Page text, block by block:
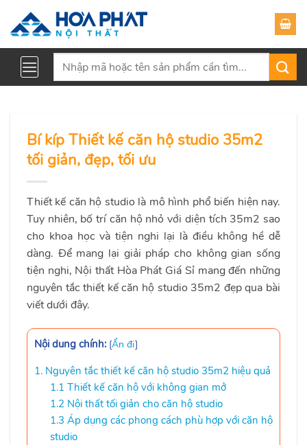
Tìm
Bí kíp Thiết kế căn hộ studio 35m2
tối giản, đẹp, tối ưu
Thiết kế căn hộ studio là mô hình phổ biến hiện nay.
Tuy nhiên, bố trí căn hộ nhỏ với diện tích 35m2 sao
cho khoa học và tiện nghi lại là điều không hề dễ
dàng. Để mang lại giải pháp cho không gian sống
tiện nghi, Nội thất Hòa Phát Giá Sỉ mang đến những
nguyên tắc thiết kế căn hộ studio 35m2 đẹp qua bài
viết dưới đây.
Nội dung chính: [Ẩn đi]
1. Nguyên tắc thiết kế căn hộ studio 35m2 hiệu quả
1.1 Thiết kế căn hộ với không gian mở
1.2 Nội thất tối giản cho căn hộ studio
1.3 Áp dụng các phong cách phù hợp với căn hộ
studio